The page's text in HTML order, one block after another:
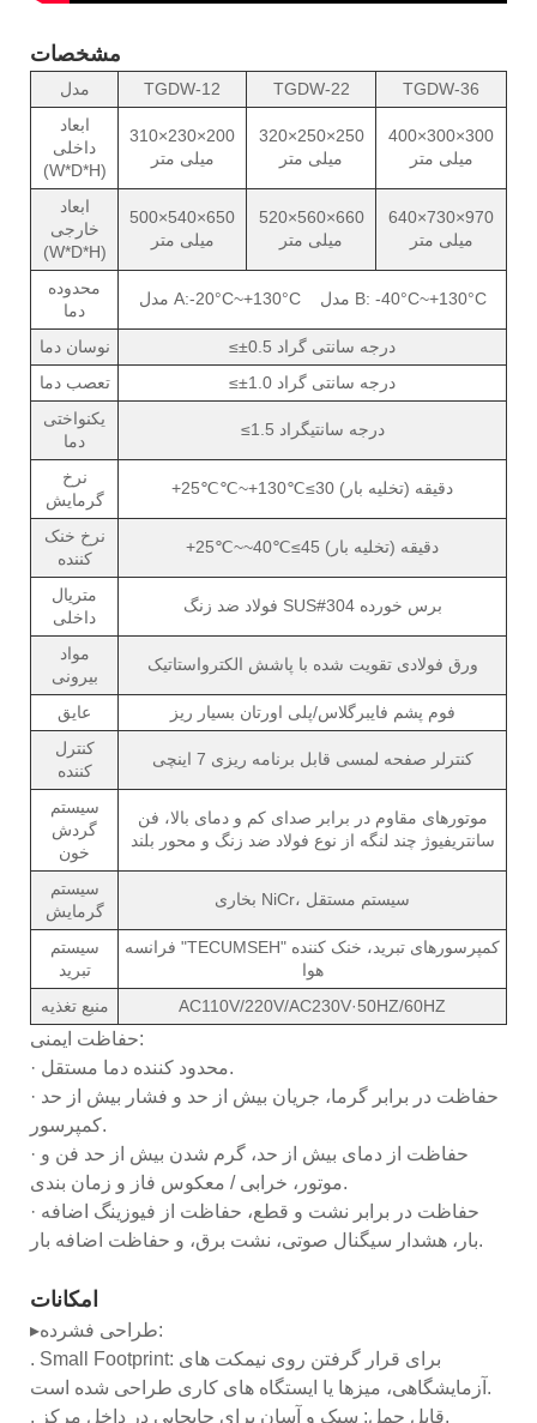
مشخصات
مدل TGDW-12 TGDW-22
TGDW-36
ابعاد
داخلی
(W*D*H)
310×230×200
میلی متر
320×250×250
میلی متر
400×300×300
میلی متر
ابعاد
خارجی
(W*D*H)
500×540×650
میلی متر
520×560×660
میلی متر
640×730×970
میلی متر
محدوده
دما
مدل A:-20°C~+130°C مدل B: -40°C~+130°C
نوسان دما
≤±0.5 درجه سانتی گراد
تعصب دما
≤±1.0 درجه سانتی گراد
یکنواختی
دما
≤1.5 درجه سانتیگراد
نرخ
گرمایش
+25℃℃~+130℃≤30 دقیقه (تخلیه بار)
نرخ خنک
کننده
+25℃~~40℃≤45 دقیقه (تخلیه بار)
متریال
داخلی
فولاد ضد زنگ SUS#304 برس خورده
مواد
بیرونی
ورق فولادی تقویت شده با پاشش الکترواستاتیک
عایق
فوم پشم فایبرگلاس/پلی اورتان بسیار ریز
کنترل
کننده
کنترلر صفحه لمسی قابل برنامه ریزی 7 اینچی
سیستم
گردش
خون
موتورهای مقاوم در برابر صدای کم و دمای بالا، فن
سانتریفیوژ چند لنگه از نوع فولاد ضد زنگ و محور بلند
سیستم
گرمایش
بخاری NiCr، سیستم مستقل
سیستم
تبرید
فرانسه "TECUMSEH" کمپرسورهای تبرید، خنک کننده
هوا
منبع تغذیه
AC110V/220V/AC230V·50HZ/60HZ
حفاظت ایمنی:
· محدود کننده دما مستقل.
· حفاظت در برابر گرما، جریان بیش از حد و فشار بیش از حد
کمپرسور.
· حفاظت از دمای بیش از حد، گرم شدن بیش از حد فن و
موتور، خرابی / معکوس فاز و زمان بندی.
· حفاظت در برابر نشت و قطع، حفاظت از فیوزینگ اضافه
بار، هشدار سیگنال صوتی، نشت برق، و حفاظت اضافه بار.
امکانات
▸طراحی فشرده:
. Small Footprint: برای قرار گرفتن روی نیمکت های
آزمایشگاهی، میزها یا ایستگاه های کاری طراحی شده است.
. قابل حمل: سبک و آسان برای جابجایی در داخل مرکز.